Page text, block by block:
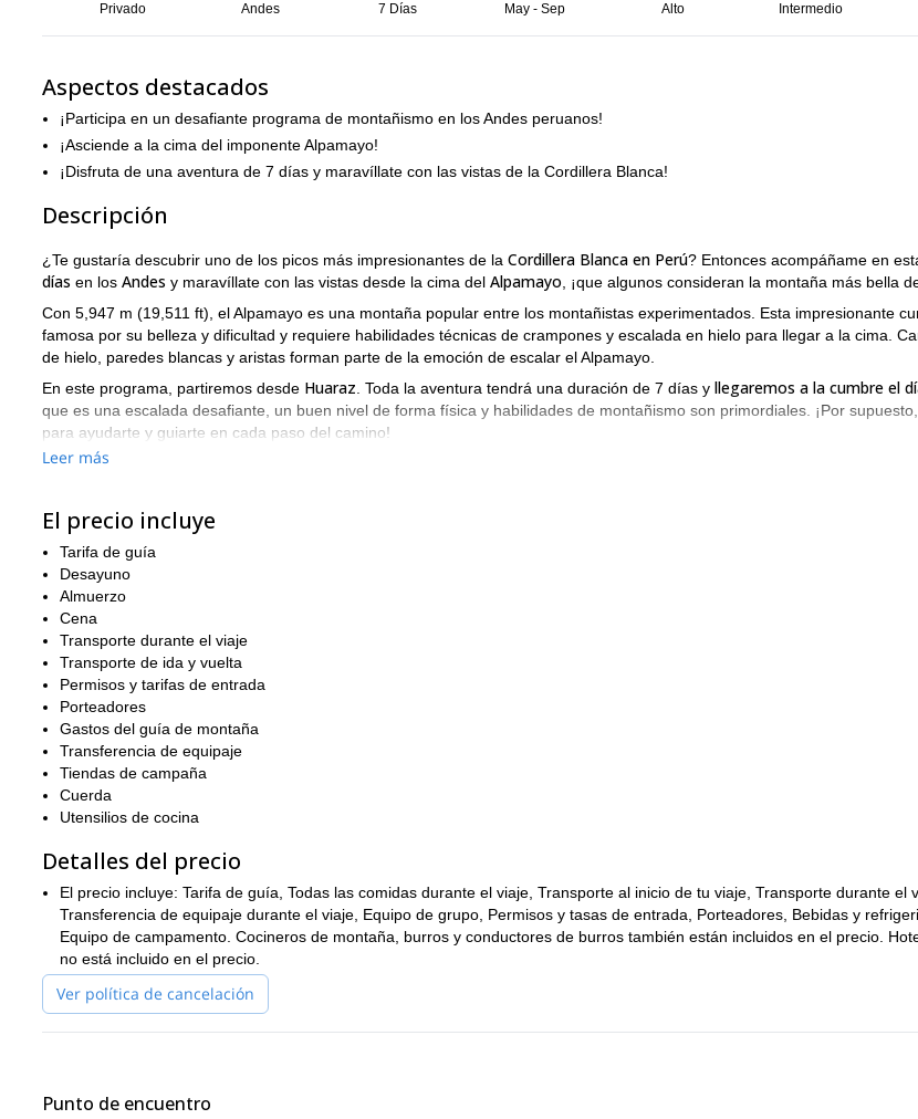
Privado Andes 7 Días May - Sep Alto Intermedio
Aspectos destacados
¡Participa en un desafiante programa de montañismo en los Andes peruanos!
¡Asciende a la cima del imponente Alpamayo!
¡Disfruta de una aventura de 7 días y maravíllate con las vistas de la Cordillera Blanca!
Descripción
¿Te gustaría descubrir uno de los picos más impresionantes de la Cordillera Blanca en Perú? Entonces acompáñame en
días en los Andes y maravíllate con las vistas desde la cima del Alpamayo , ¡que algunos consideran la montaña más bella
Con 5,947 m (19,511 ft), el Alpamayo es una montaña popular entre los montañistas experimentados. Esta impresionante
famosa por su belleza y dificultad y requiere habilidades técnicas de crampones y escalada en hielo para llegar a la cima.
de hielo, paredes blancas y aristas forman parte de la emoción de escalar el Alpamayo.
En este programa, partiremos desde Huaraz . Toda la aventura tendrá una duración de 7 días y llegaremos a la cumbre el
que es una escalada desafiante, un buen nivel de forma física y habilidades de montañismo son primordiales. ¡Por
para ayudarte y guiarte en cada paso del camino!
Entonces, ¿estás listo para un emocionante desafío de montañismo en los Andes? Entonces
O, si buscas un programa más corto en la región, únete a mí en esta
Leer más
El precio incluye
Tarifa de guía
Desayuno
Almuerzo
Cena
Transporte durante el viaje
Transporte de ida y vuelta
Permisos y tarifas de entrada
Porteadores
Gastos del guía de montaña
Transferencia de equipaje
Tiendas de campaña
Cuerda
Utensilios de cocina
Detalles del precio
El precio incluye: Tarifa de guía, Todas las comidas durante el viaje, Transporte al inicio de tu viaje, Transporte durante el
Transferencia de equipaje durante el viaje, Equipo de grupo, Permisos y tasas de entrada, Porteadores, Bebidas y
Equipo de campamento. Cocineros de montaña, burros y conductores de burros también están incluidos en el precio.
no está incluido en el precio.
Ver política de cancelación
Punto de encuentro